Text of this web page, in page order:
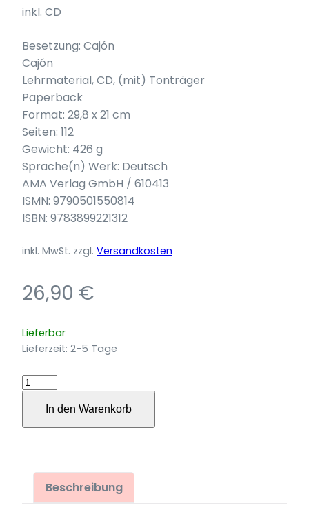
inkl. CD
Besetzung: Cajón
Cajón
Lehrmaterial, CD, (mit) Tonträger
Paperback
Format: 29,8 x 21 cm
Seiten: 112
Gewicht: 426 g
Sprache(n) Werk: Deutsch
AMA Verlag GmbH / 610413
ISMN: 9790501550814
ISBN: 9783899221312
inkl. MwSt. zzgl. Versandkosten
26,90 €
Lieferbar
Lieferzeit: 2-5 Tage
Die
Cajónschule
Menge
In den Warenkorb
Beschreibung